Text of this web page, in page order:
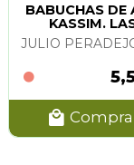
BABUCHAS DE
KASSIM.
JULIO